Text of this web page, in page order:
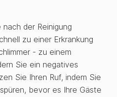
der Reinigung
zu einer Erkrankung
- zu einem
Sie ein negatives
Sie Ihren Ruf, indem Sie
bevor es Ihre Gäste